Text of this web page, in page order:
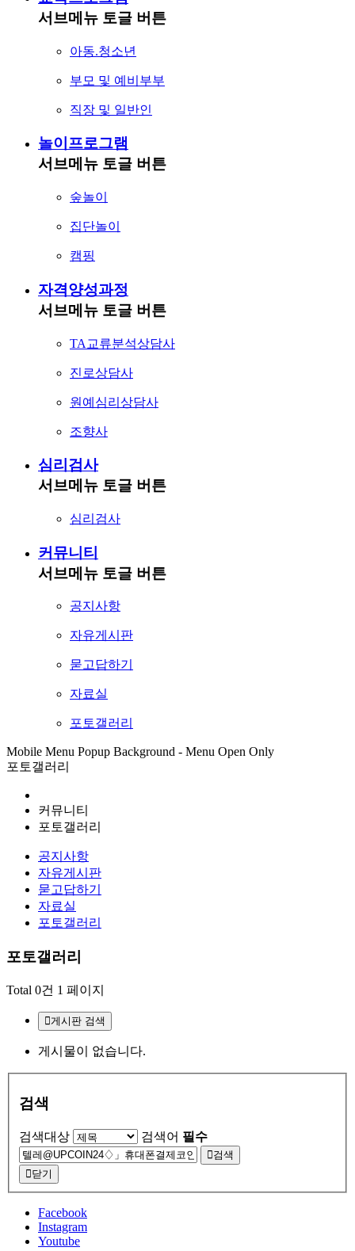
서브메뉴 토글 버튼
아동.청소년
부모 및 예비부부
직장 및 일반인
놀이프로그램
서브메뉴 토글 버튼
숲놀이
집단놀이
캠핑
자격양성과정
서브메뉴 토글 버튼
TA교류분석상담사
진로상담사
원예심리상담사
조향사
심리검사
서브메뉴 토글 버튼
심리검사
커뮤니티
서브메뉴 토글 버튼
공지사항
자유게시판
묻고답하기
자료실
포토갤러리
Mobile Menu Popup Background - Menu Open Only
포토갤러리
커뮤니티
포토갤러리
공지사항
자유게시판
묻고답하기
자료실
포토갤러리
포토갤러리
Total 0건 1 페이지
게시판 검색
게시물이 없습니다.
검색
검색대상 검색어 필수
검색
닫기
Facebook
Instagram
Youtube